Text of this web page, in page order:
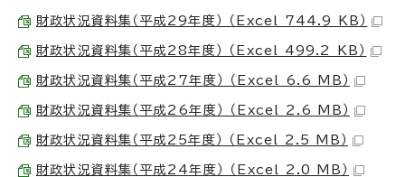
財政状況資料集（平成29年度） （Excel 744.9 KB）
財政状況資料集（平成28年度） （Excel 499.2 KB）
財政状況資料集（平成27年度） （Excel 6.6 MB）
財政状況資料集（平成26年度） （Excel 2.6 MB）
財政状況資料集（平成25年度） （Excel 2.5 MB）
財政状況資料集（平成24年度） （Excel 2.0 MB）